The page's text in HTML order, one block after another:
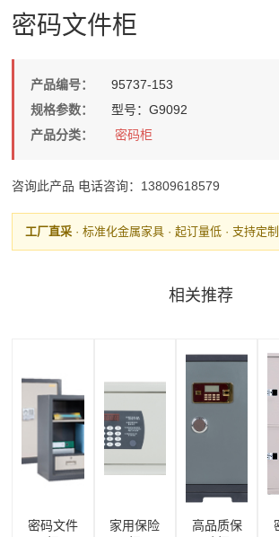
密码文件柜
产品编号：
95737-153
规格参数：
型号：G9092
产品分类：
密码柜
咨询此产品 电话咨询：13809618579
工厂直采 · 标准化金属家具 · 起订量低 · 支持定制
相关推荐
密码文件
家用保险
高品质保